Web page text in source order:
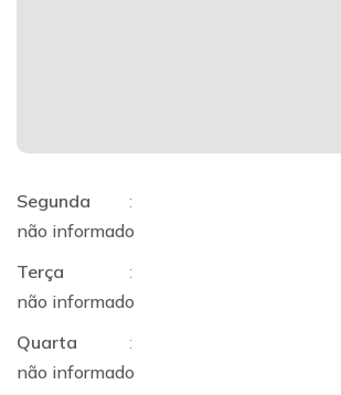
Segunda
:
não informado
Terça
:
não informado
Quarta
:
não informado